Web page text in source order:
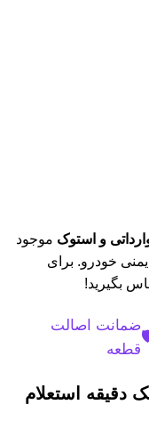
موجود
خودرو. برای
بگیرید!
ضمانت اصالت
قطعه
دقیقه استعلام